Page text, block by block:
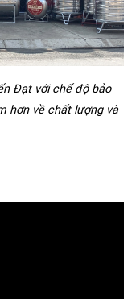
Đạt với chế độ bảo
hơn về chất lượng và